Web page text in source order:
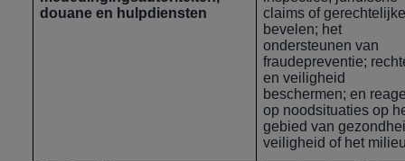
douane en hulpdiensten
claims of gerechtelijke
bevelen; het
ondersteunen van
fraudepreventie;
en veiligheid
beschermen; en
op noodsituaties op
gebied van
veiligheid of het